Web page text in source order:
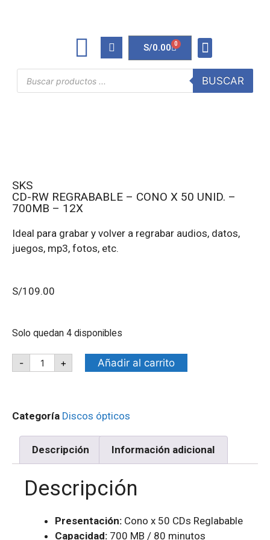
S/0.00 0
BUSCAR
SKS
CD-RW REGRABABLE – CONO X 50 UNID. –
700MB – 12X
Ideal para grabar y volver a regrabar audios, datos,
juegos, mp3, fotos, etc.
S/109.00
Solo quedan 4 disponibles
- + Añadir al carrito
Categoría Discos ópticos
Descripción Información adicional
Descripción
Presentación: Cono x 50 CDs Reglabable
Capacidad: 700 MB / 80 minutos